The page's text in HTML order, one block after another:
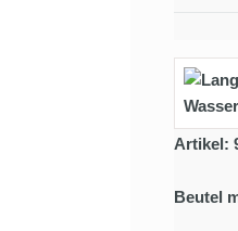
Artikel:
Beutel